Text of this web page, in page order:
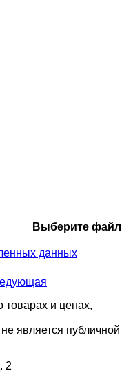
Выберите файл
данных
и ценах,
является публичной
2